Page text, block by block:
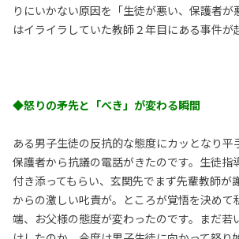
りにいかない原因を「生徒が悪い、保護者が
はイライラしていた教師２年目にある事件が
◆怒りの矛先と「べき」が変わる瞬間
ある男子生徒の反抗的な態度にカッとなり平
保護者から抗議の電話がきたのです。生徒指
付き添ってもらい、玄関先でまず先輩教師が
からの激しい叱責が。ところが覚悟を決めて
端、お父様の態度が変わったのです。まだ若